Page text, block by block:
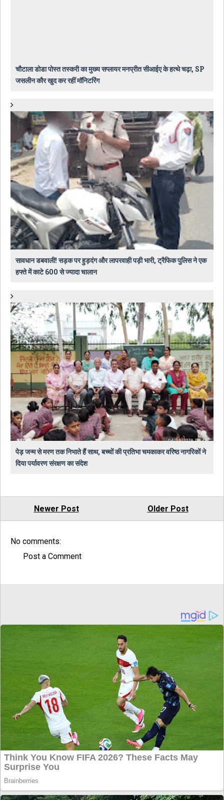
चौटाला डोडा पोस्त तस्करी का मुख्य सप्लायर मनप्रीत सीआईए के हत्थे चढ़ा, SP
जसलीन कौर खुद कर रहीं मॉनिटरिंग
सावधान डबवाली! सड़क पर हुड़दंग और लापरवाही पड़ी भारी, ट्रैफिक पुलिस ने एक
हफ्ते में काटे 600 से ज्यादा चालान
पेड़ जन्म से मरण तक निभाते हैं साथ, बच्चों की प्रतिभा चमकाकर वरिष्ठ नागरिकों ने
दिया पर्यावरण संरक्षण का संदेश
Newer Post Older Post
No comments:
Post a Comment